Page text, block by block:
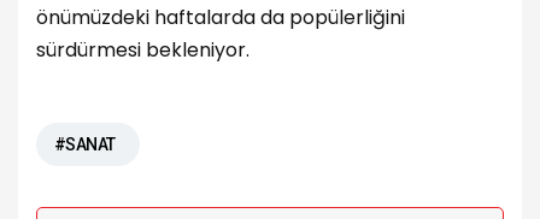
önümüzdeki haftalarda da popülerliğini
sürdürmesi bekleniyor.
#SANAT